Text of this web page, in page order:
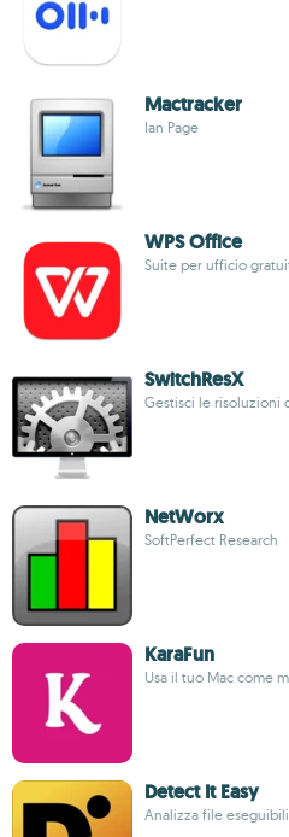
Mactracker
Ian Page
WPS Office
Suite per ufficio
SwitchResX
Gestisci le risoluzioni
NetWorx
SoftPerfect Research
KaraFun
Usa il tuo Mac come
Detect It Easy
Analizza file